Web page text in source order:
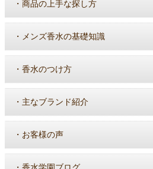
・ 商品の上手な探し方
・ メンズ香水の基礎知識
・ 香水のつけ方
・ 主なブランド紹介
・ お客様の声